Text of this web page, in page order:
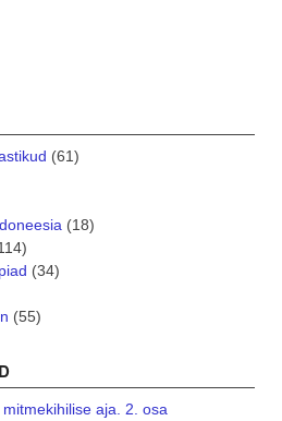
(61)
(18)
(34)
(55)
aja. 2. osa